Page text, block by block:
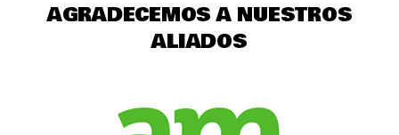
AGRADECEMOS A NUESTROS
ALIADOS